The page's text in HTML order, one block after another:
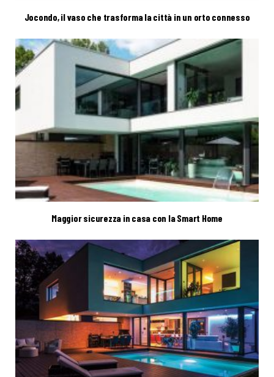
Jocondo, il vaso che trasforma la città in un orto connesso
Maggior sicurezza in casa con la Smart Home